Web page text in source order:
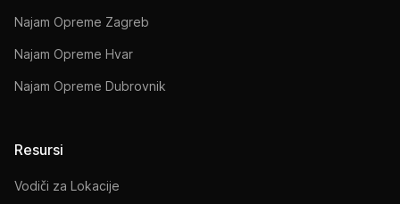
Najam Opreme Zagreb
Najam Opreme Hvar
Najam Opreme Dubrovnik
Resursi
Vodiči za Lokacije